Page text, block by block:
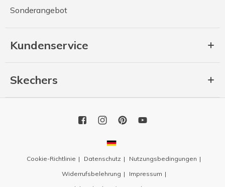
Sonderangebot
Kundenservice
Skechers
Cookie-Richtlinie Datenschutz
Nutzungsbedingungen
Widerrufsbelehrung
Impressum